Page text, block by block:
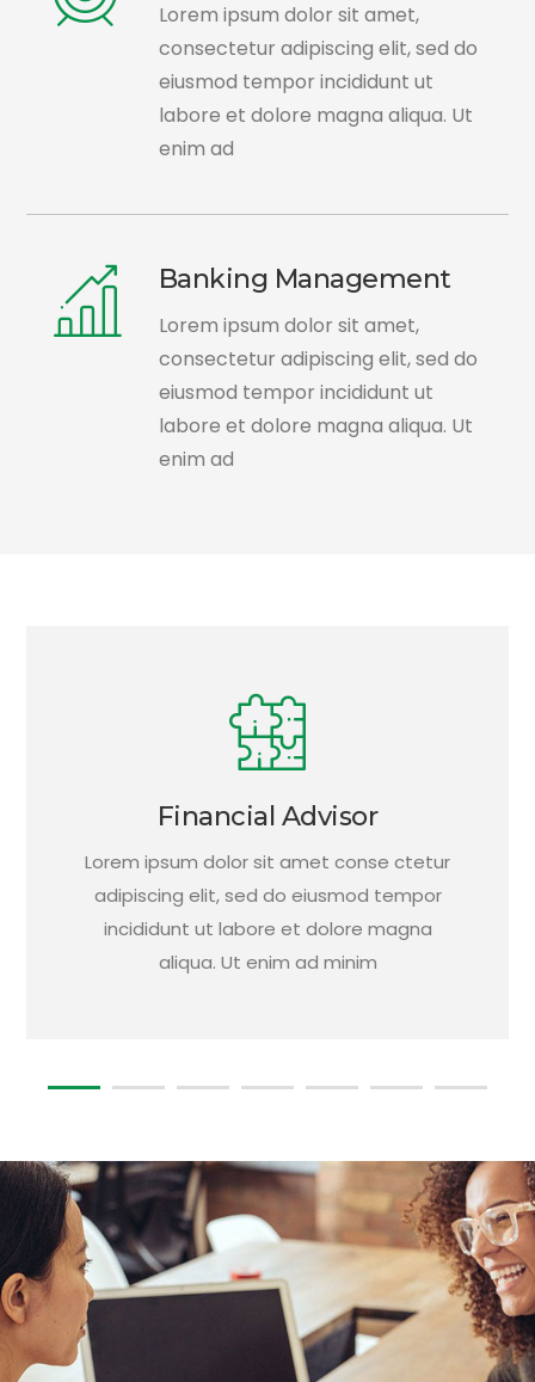
Lorem ipsum dolor sit amet,
consectetur adipiscing elit, sed do
eiusmod tempor incididunt ut
labore et dolore magna aliqua. Ut
enim ad
Banking Management
Lorem ipsum dolor sit amet,
consectetur adipiscing elit, sed do
eiusmod tempor incididunt ut
labore et dolore magna aliqua. Ut
enim ad
Financial Advisor
Lorem ipsum dolor sit amet conse ctetur
adipiscing elit, sed do eiusmod tempor
incididunt ut labore et dolore magna
aliqua. Ut enim ad minim